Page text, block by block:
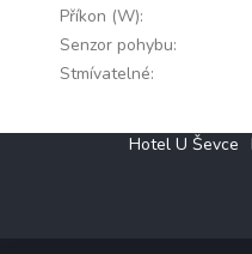
Příkon (W):
Senzor pohybu:
Stmívatelné:
Hotel U Ševce